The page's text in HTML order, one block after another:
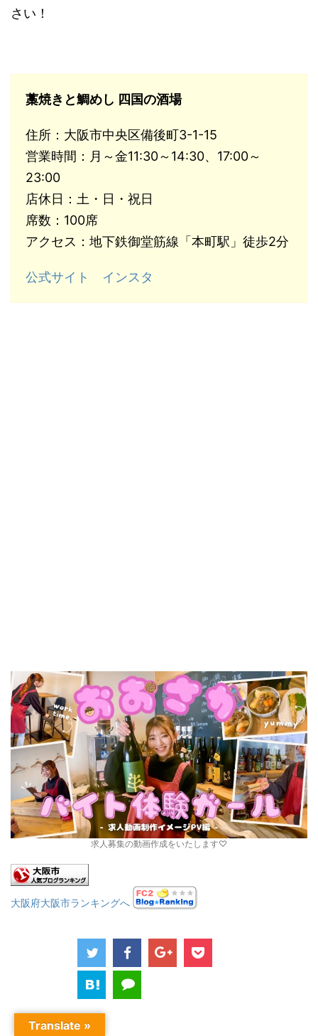
さい！
藁焼きと鯛めし 四国の酒場
住所：大阪市中央区備後町3-1-15
営業時間：月～金11:30～14:30、17:00～
23:00
店休日：土・日・祝日
席数：100席
アクセス：地下鉄御堂筋線「本町駅」徒歩2分
公式サイト インスタ
求人募集の動画作成をいたします♡
大阪府大阪市ランキングへ
Translate »